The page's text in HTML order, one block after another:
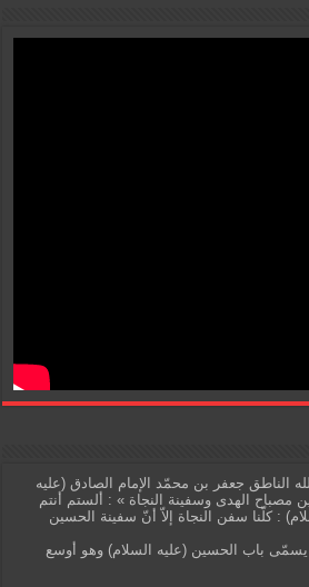
الناطق جعفر بن محمّد الإمام الصادق (عليه
الهدى وسفينة النجاة » : ألستم أنتم
: كلّنا سفن النجاة إلاّ أنّ سفينة الحسين
يسمّى باب الحسين (عليه السلام) وهو أوسع